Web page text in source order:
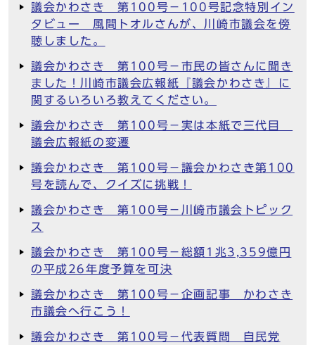
議会かわさき 第100号－100号記念特別イン
タビュー 風間トオルさんが、川崎市議会を傍
聴しました。
議会かわさき 第100号－市民の皆さんに聞き
ました！川崎市議会広報紙『議会かわさき』に
関するいろいろ教えてください。
議会かわさき 第100号－実は本紙で三代目
議会広報紙の変遷
議会かわさき 第100号－議会かわさき第100
号を読んで、クイズに挑戦！
議会かわさき 第100号－川崎市議会トピック
ス
議会かわさき 第100号－総額1兆3,359億円
の平成26年度予算を可決
議会かわさき 第100号－企画記事 かわさき
市議会へ行こう！
議会かわさき 第100号－代表質問 自民党